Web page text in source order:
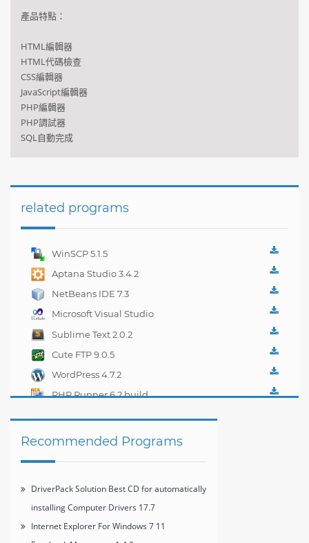
產品特點：
HTML 編輯器
HTML 代碼檢查
CSS編輯器
JavaScript編輯器
PHP編輯器
PHP調試器
SQL 自動完成
related programs
WinSCP 5.1.5
Aptana Studio 3.4.2
NetBeans IDE 7.3
Microsoft Visual Studio
2012 Express
Sublime Text 2.0.2
Cute FTP 9.0.5
WordPress 4.7.2
PHP Runner 6.2 build
Recommended Programs
DriverPack Solution Best CD for automatically
installing Computer Drivers 17.7
Internet Explorer For Windows 7 11